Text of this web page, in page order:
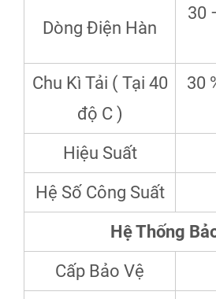
Dòng Điện Hàn
30
Chu Kì Tải ( Tại 40
độ C )
30
Hiệu Suất
Hệ Số Công Suất
Hệ Thống
Cấp Bảo Vệ